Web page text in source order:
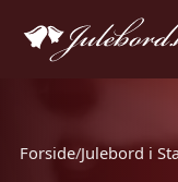
Forside/Julebord i